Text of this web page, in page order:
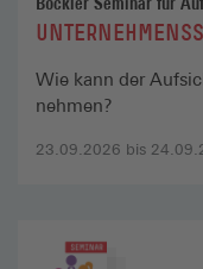
23.09.2026 bis
Wie kann der
nehmen?